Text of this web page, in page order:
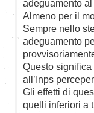
adeguamento
Almeno per il
Sempre nello
adeguamento
Questo
all’Inps
Gli effetti di
quelli inferiori a